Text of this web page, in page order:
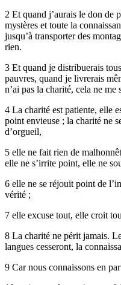
2 Et quand j’aurais le don de
mystères et toute la
jusqu’à transporter des
rien.
3 Et quand je distribuerais
pauvres, quand je livrerais
n’ai pas la charité, cela ne me
4 La charité est patiente, elle
point envieuse ; la charité ne
d’orgueil,
5 elle ne fait rien de
elle ne s’irrite point, elle ne
6 elle ne se réjouit point de
vérité ;
7 elle excuse tout, elle croit
8 La charité ne périt jamais.
langues cesseront, la
9 Car nous connaissons en